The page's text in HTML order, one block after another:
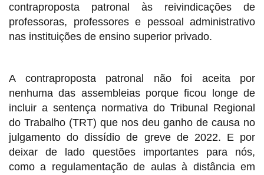
contraproposta patronal às reivindicações de
professoras, professores e pessoal administrativo
nas instituições de ensino superior privado.
A contraproposta patronal não foi aceita por
nenhuma das assembleias porque ficou longe de
incluir a sentença normativa do Tribunal Regional
do Trabalho (TRT) que nos deu ganho de causa no
julgamento do dissídio de greve de 2022. E por
deixar de lado questões importantes para nós,
como a regulamentação de aulas à distância em